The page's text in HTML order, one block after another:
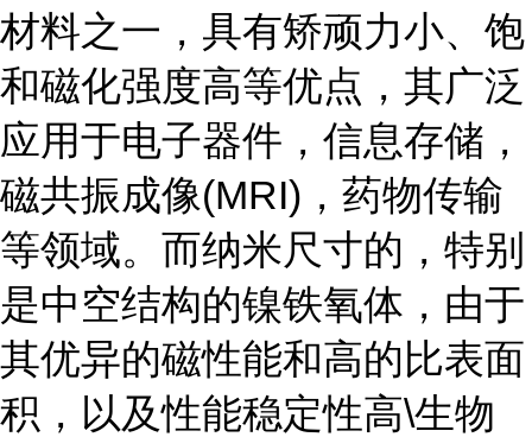
材料之一，具有矫顽力小、饱
和磁化强度高等优点，其广泛
应用于电子器件，信息存储，
磁共振成像(MRI)，药物传输
等领域。而纳米尺寸的，特别
是中空结构的镍铁氧体，由于
其优异的磁性能和高的比表面
积，以及性能稳定性高\生物